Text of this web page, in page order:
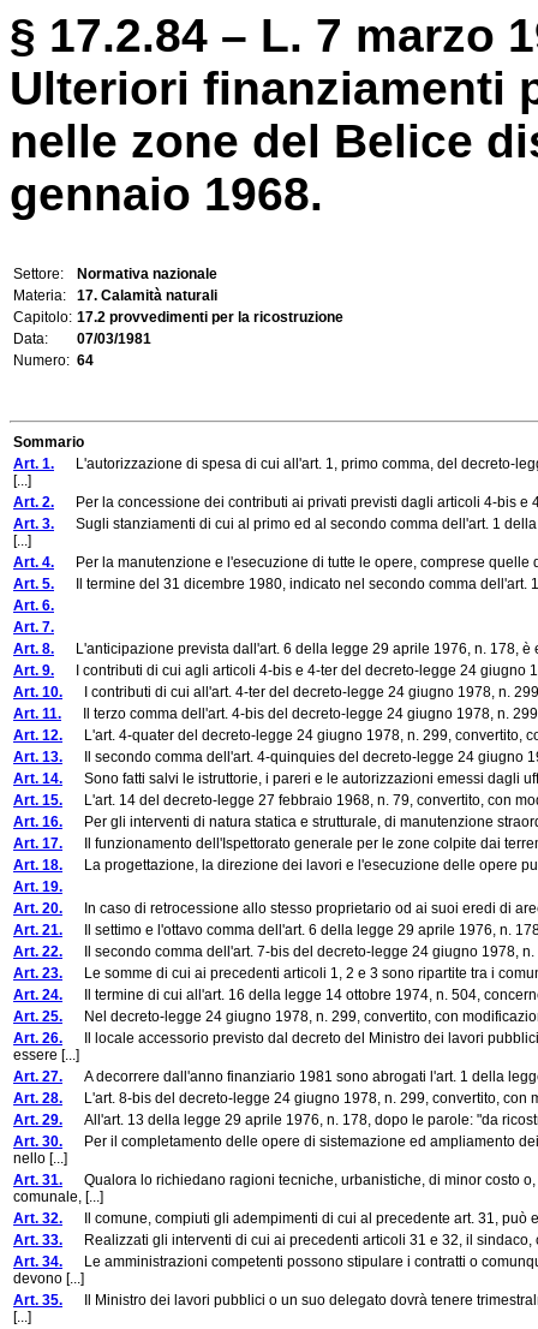
§ 17.2.84 – L. 7 marzo
Ulteriori finanziamenti
nelle zone del Belice
gennaio 1968.
Settore:
Normativa nazionale
Materia:
17. Calamità naturali
Capitolo: 17.2 provvedimenti per la ricostruzione
Data:
07/03/1981
Numero: 64
Sommario
Art. 1. L'autorizzazione di spesa di cui all'art. 1, primo comma, del decreto-
[...]
Art. 2. Per la concessione dei contributi ai privati previsti dagli articoli 4-bis e
Art. 3. Sugli stanziamenti di cui al primo ed al secondo comma dell'art. 1
[...]
Art. 4. Per la manutenzione e l'esecuzione di tutte le opere, comprese quelle
Art. 5. Il termine del 31 dicembre 1980, indicato nel secondo comma dell'art.
Art. 6.
Art. 7.
Art. 8. L'anticipazione prevista dall'art. 6 della legge 29 aprile 1976, n. 178, è
Art. 9. I contributi di cui agli articoli 4-bis e 4-ter del decreto-legge 24 giugno
Art. 10. I contributi di cui all'art. 4-ter del decreto-legge 24 giugno 1978, n.
Art. 11. Il terzo comma dell'art. 4-bis del decreto-legge 24 giugno 1978, n.
Art. 12. L'art. 4-quater del decreto-legge 24 giugno 1978, n. 299, convertito,
Art. 13. Il secondo comma dell'art. 4-quinquies del decreto-legge 24 giugno
Art. 14. Sono fatti salvi le istruttorie, i pareri e le autorizzazioni emessi dagli
Art. 15. L'art. 14 del decreto-legge 27 febbraio 1968, n. 79, convertito, con
Art. 16. Per gli interventi di natura statica e strutturale, di manutenzione
Art. 17. Il funzionamento dell'Ispettorato generale per le zone colpite dai
Art. 18. La progettazione, la direzione dei lavori e l'esecuzione delle opere
Art. 19.
Art. 20. In caso di retrocessione allo stesso proprietario od ai suoi eredi di
Art. 21. Il settimo e l'ottavo comma dell'art. 6 della legge 29 aprile 1976, n.
Art. 22. Il secondo comma dell'art. 7-bis del decreto-legge 24 giugno 1978,
Art. 23. Le somme di cui ai precedenti articoli 1, 2 e 3 sono ripartite tra i
Art. 24. Il termine di cui all'art. 16 della legge 14 ottobre 1974, n. 504,
Art. 25. Nel decreto-legge 24 giugno 1978, n. 299, convertito, con
Art. 26. Il locale accessorio previsto dal decreto del Ministro dei lavori
essere [...]
Art. 27. A decorrere dall'anno finanziario 1981 sono abrogati l'art. 1 della
Art. 28. L'art. 8-bis del decreto-legge 24 giugno 1978, n. 299, convertito, con
Art. 29. All'art. 13 della legge 29 aprile 1976, n. 178, dopo le parole: "da
Art. 30. Per il completamento delle opere di sistemazione ed ampliamento
nello [...]
Art. 31. Qualora lo richiedano ragioni tecniche, urbanistiche, di minor costo
comunale, [...]
Art. 32. Il comune, compiuti gli adempimenti di cui al precedente art. 31, può
Art. 33. Realizzati gli interventi di cui ai precedenti articoli 31 e 32, il sindaco,
Art. 34. Le amministrazioni competenti possono stipulare i contratti o
devono [...]
Art. 35. Il Ministro dei lavori pubblici o un suo delegato dovrà tenere
[...]